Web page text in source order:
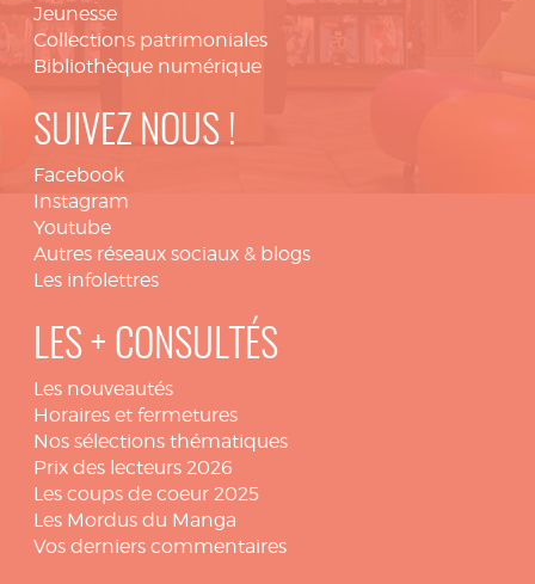
Jeunesse
Collections patrimoniales
Bibliothèque numérique
SUIVEZ NOUS !
Facebook
Instagram
Youtube
Autres réseaux sociaux & blogs
Les infolettres
LES + CONSULTÉS
Les nouveautés
Horaires et fermetures
Nos sélections thématiques
Prix des lecteurs 2026
Les coups de coeur 2025
Les Mordus du Manga
Vos derniers commentaires